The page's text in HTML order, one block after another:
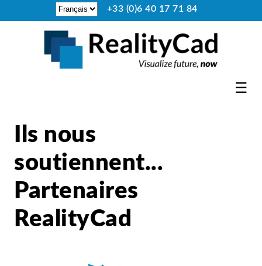
+33 (0)6 40 17 71 84
☰
Ils nous
soutiennent...
Partenaires
RealityCad